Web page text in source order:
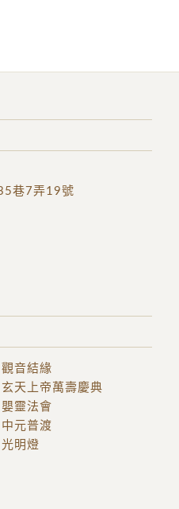
巷7弄19號
觀音結緣
玄天上帝萬壽慶典
嬰靈法會
中元普渡
光明燈